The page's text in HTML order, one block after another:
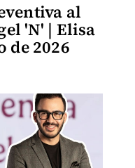
al
'N' | Elisa
de 2026